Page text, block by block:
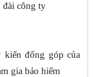
đài công ty
đống góp của
gia bảo hiểm